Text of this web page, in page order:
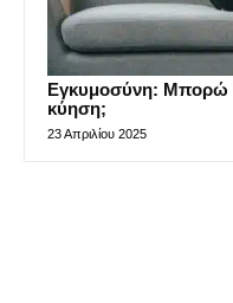
Εγκυμοσύνη: Μπορώ
κύηση;
23 Απριλίου 2025